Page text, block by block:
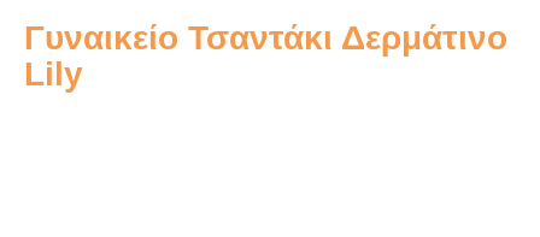
Γυναικείο Τσαντάκι Δερμάτινο
Lily